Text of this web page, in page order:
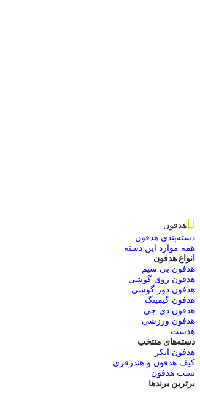
هدفون
دسته‌بندی هدفون
همه موارد این دسته
انواع هدفون
هدفون بی سیم
هدفون روی گوشی
هدفون دور گوشی
هدفون گیمینگ
هدفون دی جی
هدفون ورزشی
هدست
دسته‌های منتخب
هدفون انکر
کیف هدفون و هندزفری
تست هدفون
برترین برندها